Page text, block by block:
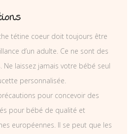
tétine coeur doit toujours être
d’un adulte. Ce ne sont des
Ne laissez jamais votre bébé seul
personnalisée.
pour concevoir des
pour bébé de qualité et
européennes. Il se peut que les